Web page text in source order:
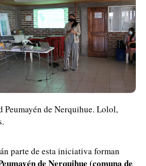
Peumayén de Nerquihue. Lolol,
parte de esta iniciativa forman
de Nerquihue (comuna de